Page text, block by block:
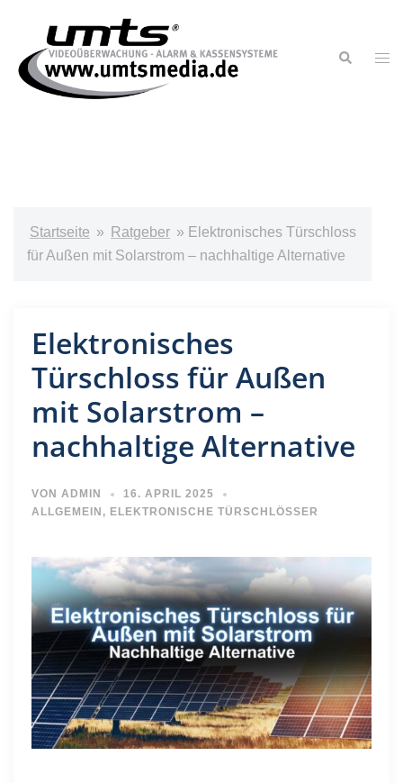
Startseite » Ratgeber » Elektronisches Türschloss
für Außen mit Solarstrom – nachhaltige Alternative
Elektronisches
Türschloss für Außen
mit Solarstrom –
nachhaltige Alternative
VON ADMIN
16. APRIL 2025
ALLGEMEIN , ELEKTRONISCHE TÜRSCHLÖSSER